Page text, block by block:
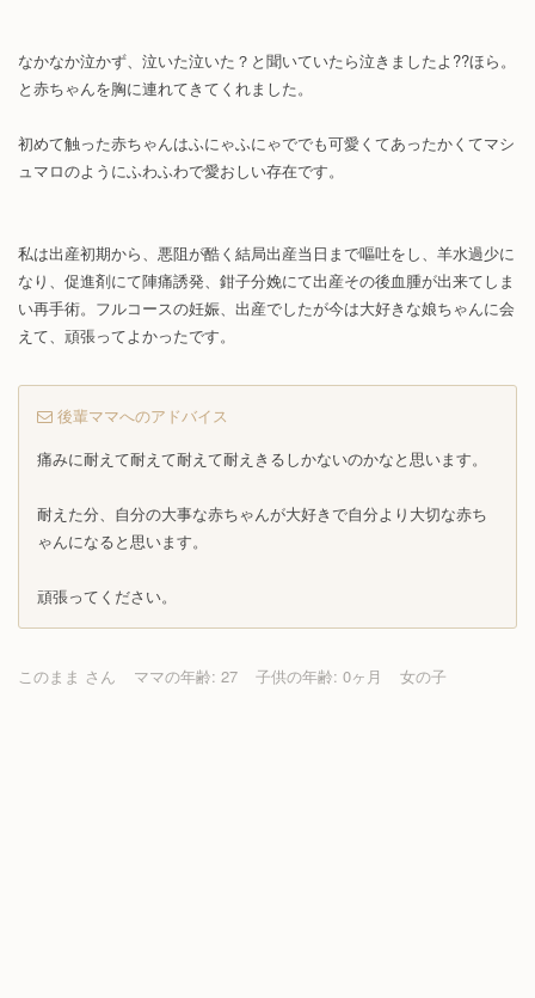
なかなか泣かず、泣いた泣いた？と聞いていたら泣きましたよ??ほら。
と赤ちゃんを胸に連れてきてくれました。
初めて触った赤ちゃんはふにゃふにゃででも可愛くてあったかくてマシ
ュマロのようにふわふわで愛おしい存在です。
私は出産初期から、悪阻が酷く結局出産当日まで嘔吐をし、羊水過少に
なり、促進剤にて陣痛誘発、鉗子分娩にて出産その後血腫が出来てしま
い再手術。フルコースの妊娠、出産でしたが今は大好きな娘ちゃんに会
えて、頑張ってよかったです。
後輩ママへのアドバイス
痛みに耐えて耐えて耐えて耐えきるしかないのかなと思います。
耐えた分、自分の大事な赤ちゃんが大好きで自分より大切な赤ち
ゃんになると思います。
頑張ってください。
このまま さん ママの年齢: 27 子供の年齢: 0ヶ月 女の子